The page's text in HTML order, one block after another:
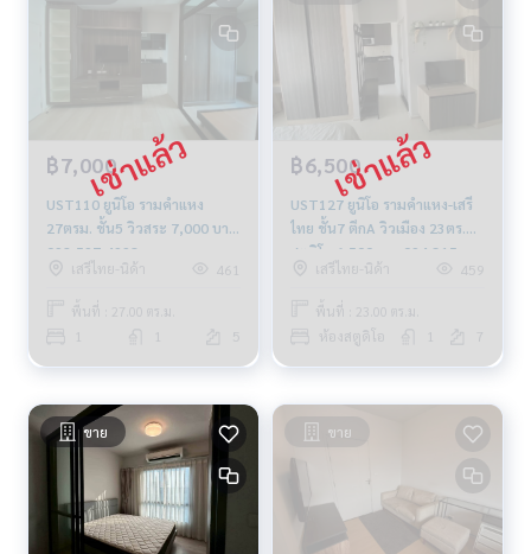
฿7,000
UST110 ยูนิโอ รามคำแหง
27ตรม. ชั้น5 วิวสระ 7,000 บาท
092-597-4998
เสรีไทย-นิด้า
461
พื้นที่ : 27.00 ตร.ม.
5
฿6,500
UST127 ยูนิโอ รามคำแหง-เสรี
ไทย ชั้น7 ตึกA วิวเมือง 23ตร.ม
สตูดิโอ 6,500บาท 094-315-
6166เสรีไทย-นิด้า 459
พื้นที่ : 23.00 ตร.ม.
ห้องสตูดิโอ 7
ขาย ขาย